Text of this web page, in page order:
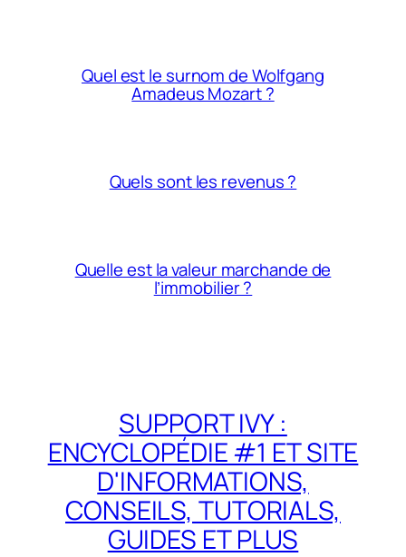
Quel est le surnom de Wolfgang
Amadeus Mozart ?
Quels sont les revenus ?
Quelle est la valeur marchande de
l’immobilier ?
SUPPORT IVY :
ENCYCLOPÉDIE #1 ET SITE
D'INFORMATIONS,
CONSEILS, TUTORIALS,
GUIDES ET PLUS